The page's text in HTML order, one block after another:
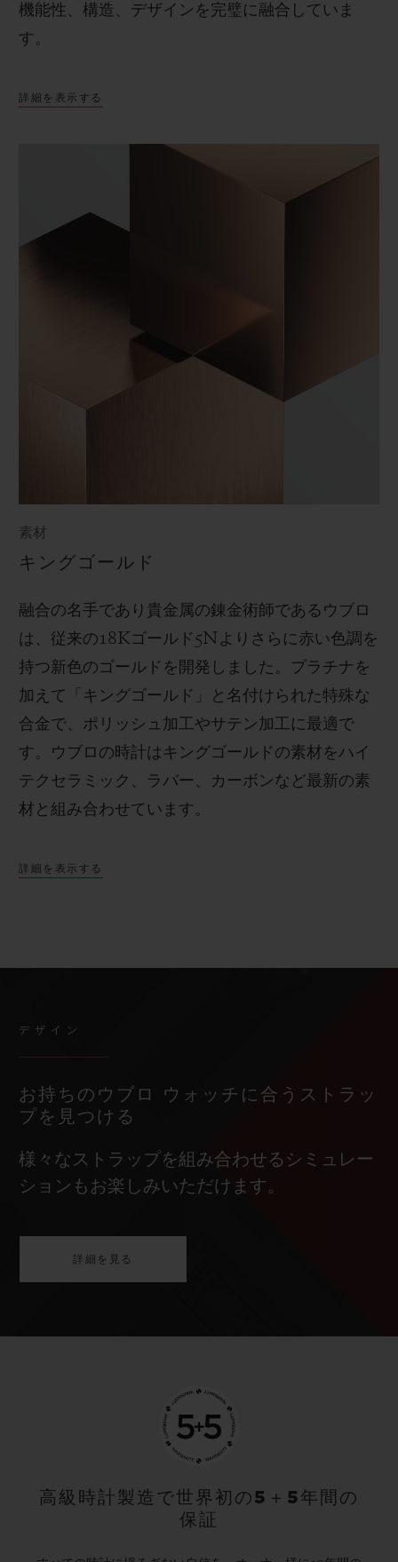
機能性、構造、デザインを完璧に融合していま
す。
詳細を表示する
素材
キングゴールド
融合の名手であり貴金属の錬金術師であるウブロ
は、従来の18Kゴールド 5N よりさらに赤い色調を
持つ新色のゴールドを開発しました。プラチナを
加えて「キングゴールド」と名付けられた特殊な
合金で、ポリッシュ加工やサテン加工に最適で
す。 ウブロの時計はキングゴールドの素材をハイ
テクセラミック、ラバー、カーボンなど最新の素
材と組み合わせています。
詳細を表示する
デザイン
お持ちのウブロ ウォッチに合うストラッ
プを見つける
様々なストラップを組み合わせるシミュレー
ションもお楽しみいただけます。
詳細を見る
高級時計製造で世界初の5＋5年間の
保証